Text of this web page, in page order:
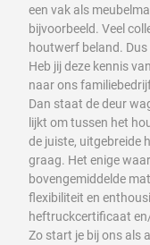
een vak als
bijvoorbeeld. Veel
houtwerf beland. Dus
Heb jij deze kennis
naar ons
Dan staat de deur
lijkt om tussen het
de juiste, uitgebreide
graag. Het enige
bovengemiddelde
flexibiliteit en
heftruckcertificaat
Zo start je bij ons als